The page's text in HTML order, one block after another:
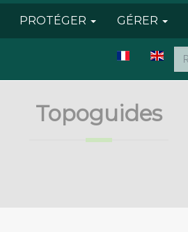
PROTÉGER GÉRER
Topoguides